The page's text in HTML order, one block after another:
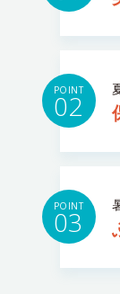
POINT
02
POINT
03